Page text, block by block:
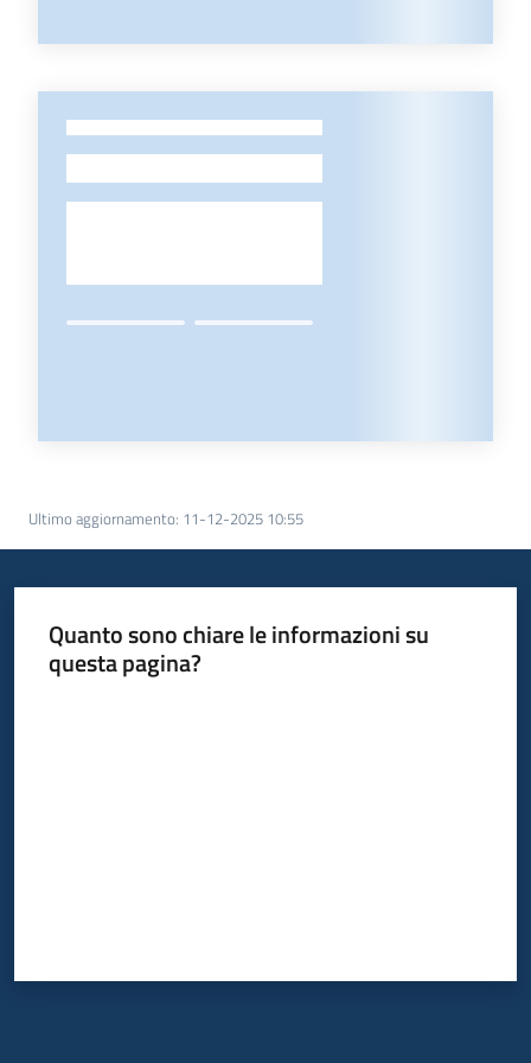
-
Ultimo aggiornamento: 11-12-2025 10:55
Quanto sono chiare le informazioni su
questa pagina?